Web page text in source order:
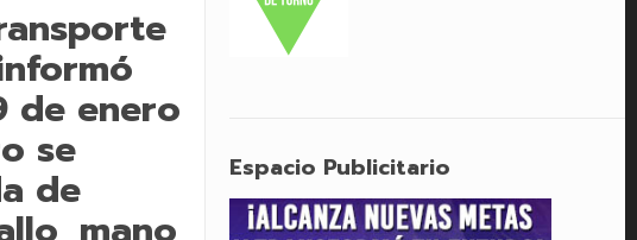
de enero
se
de Espacio Publicitario